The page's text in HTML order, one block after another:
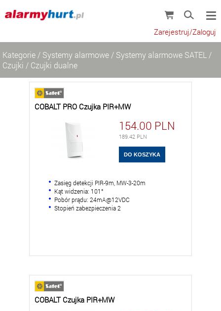
Zarejestruj/Zaloguj
Kategorie / Systemy alarmowe / Systemy alarmowe SATEL /
Czujki / Czujki dualne
COBALT PRO Czujka PIR+MW
154.00 PLN
189.42 PLN
Zasięg detekcji PIR-9m, MW-3-20m
Kąt widzenia: 101°
Pobór prądu: 24mA@12VDC
Stopień zabezpieczenia 2
COBALT Czujka PIR+MW